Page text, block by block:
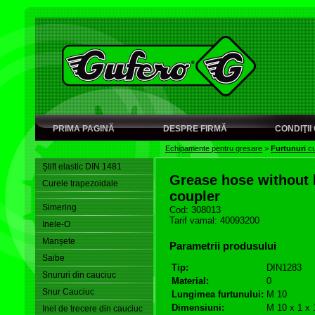
PRIMA PAGINĂ DESPRE FIRMĂ CONDIŢII
Echipamente pentru gresare > Furtunuri
Știft elastic DIN 1481
Curele trapezoidale
Simering
Inele-O
Manșete
Saibe
Snururi din cauciuc
Snur Cauciuc
Inel de trecere din cauciuc
Grease hose
coupler
Cod: 308013
Tarif vamal: 40093200
Parametrii produsului
Tip:
DIN1283
Material:
0
Lungimea furtunului: M 10
Dimensiuni:
M 10 x 1 x